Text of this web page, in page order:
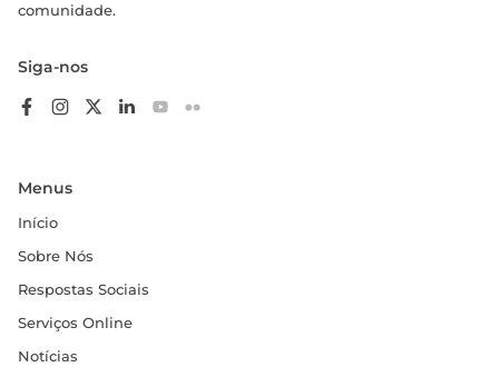
comunidade.
Siga-nos
Menus
Início
Sobre Nós
Respostas Sociais
Serviços Online
Notícias